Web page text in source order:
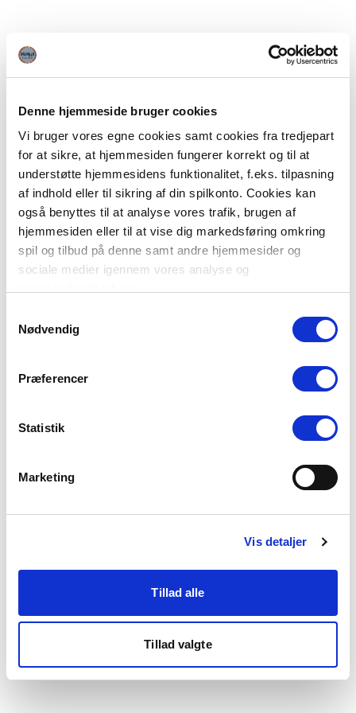
Denne hjemmeside bruger cookies
Vi bruger vores egne cookies samt cookies fra tredjepart
for at sikre, at hjemmesiden fungerer korrekt og til at
understøtte hjemmesidens funktionalitet, f.eks. tilpasning
af indhold eller til sikring af din spilkonto. Cookies kan
også benyttes til at analyse vores trafik, brugen af
hjemmesiden eller til at vise dig markedsføring omkring
spil og tilbud på denne samt andre hjemmesider og
sociale medier igennem vores analyse og
Du kan læse mere om vores brug af cookies under
"Detaljer" eller ved at klikke videre til vores Cookiepolitik,
Nødvendig
Præferencer
Statistik
Marketing
Vis detaljer
Tillad alle
Tillad valgte